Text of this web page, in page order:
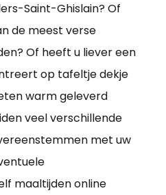
Saint-Ghislain? Of
de meest verse
Of heeft u liever een
op tafeltje dekje
warm geleverd
veel verschillende
met uw
maaltijden online